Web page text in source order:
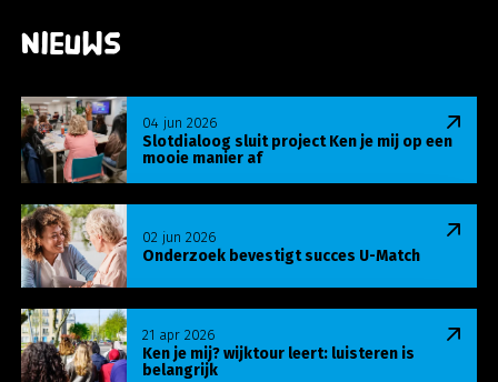
Nieuws
Slotdialoog sluit project Ken je mij op een
mooie manier af
04 jun 2026
Lees meer over Slotdialoog sluit project Ken je
Onderzoek bevestigt succes U-Match
02 jun 2026
Lees meer over Onderzoek bevestigt succes U-
Ken je mij? wijktour leert: luisteren is
belangrijk
21 apr 2026
Lees meer over Ken je mij? wijktour leert: